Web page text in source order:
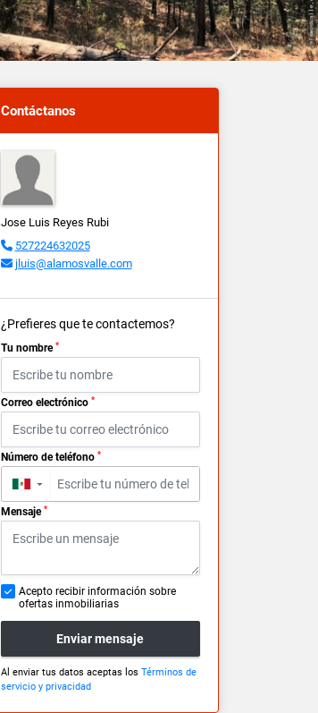
Contáctanos
Jose Luis Reyes Rubi
527224632025
jluis@alamosvalle.com
¿Prefieres que te contactemos?
Tu nombre *
Correo electrónico *
Número de teléfono *
▼
Mensaje *
Acepto recibir información sobre
ofertas inmobiliarias
Enviar mensaje
Al enviar tus datos aceptas los Términos de
servicio y privacidad